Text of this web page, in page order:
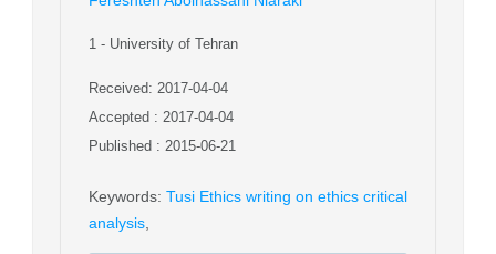
1 - University of Tehran
Received: 2017-04-04
Accepted : 2017-04-04
Published : 2015-06-21
Keywords: Tusi Ethics writing on ethics critical
analysis